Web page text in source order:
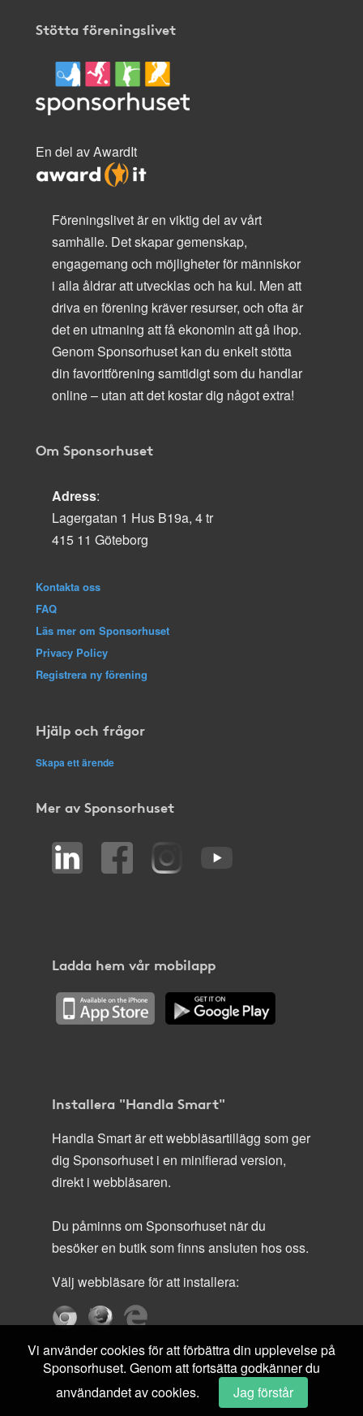
Stötta föreningslivet
En del av AwardIt
Föreningslivet är en viktig del av vårt
samhälle. Det skapar gemenskap,
engagemang och möjligheter för människor
i alla åldrar att utvecklas och ha kul. Men att
driva en förening kräver resurser, och ofta är
det en utmaning att få ekonomin att gå ihop.
Genom Sponsorhuset kan du enkelt stötta
din favoritförening samtidigt som du handlar
online – utan att det kostar dig något extra!
Om Sponsorhuset
Adress:
Lagergatan 1 Hus B19a, 4 tr
415 11 Göteborg
Kontakta oss
FAQ
Läs mer om Sponsorhuset
Privacy Policy
Registrera ny förening
Hjälp och frågor
Skapa ett ärende
Mer av Sponsorhuset
Ladda hem vår mobilapp
Installera "Handla Smart"
Handla Smart är ett webbläsartillägg som ger
dig Sponsorhuset i en minifierad version,
direkt i webbläsaren.
Du påminns om Sponsorhuset när du
besöker en butik som finns ansluten hos oss.
Välj webbläsare för att installera:
Vi använder cookies för att förbättra din upplevelse på
Sponsorhuset. Genom att fortsätta godkänner du
användandet av cookies.
Jag förstår